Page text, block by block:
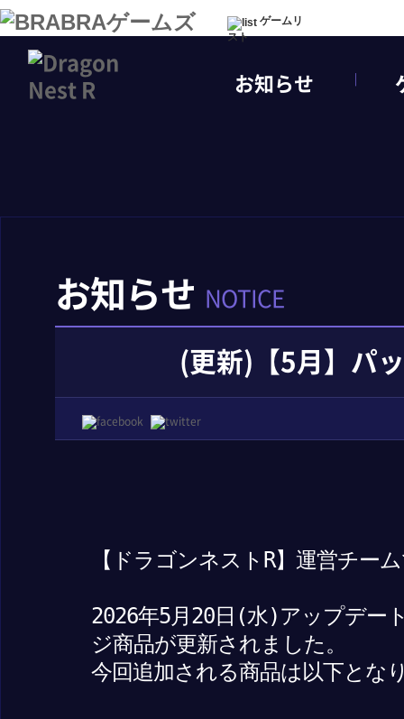
ゲームリ
スト
お知らせ
お知らせ NOTICE
(更新)【5月】パ
【ドラゴンネストR】運営チー
2026年5月20日(水)アップデー
ジ商品が更新されました。
今回追加される商品は以下とな